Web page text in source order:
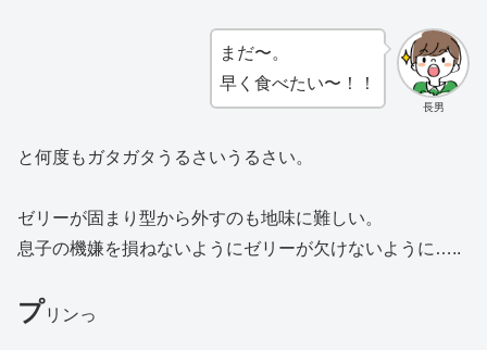
長男
まだ〜。
早く食べたい〜！！
と何度もガタガタうるさいうるさい。
ゼリーが固まり型から外すのも地味に難しい。
息子の機嫌を損ねないようにゼリーが欠けないように…..
プリンっ